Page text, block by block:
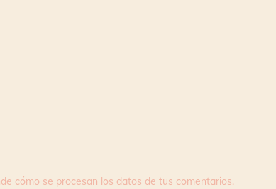
cómo se procesan los datos de tus comentarios.